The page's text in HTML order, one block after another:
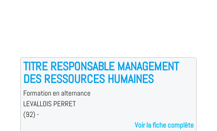
TITRE RESPONSABLE MANAGEMENT
DES RESSOURCES HUMAINES
Formation en alternance
LEVALLOIS PERRET
(92) -
Voir la fiche complète